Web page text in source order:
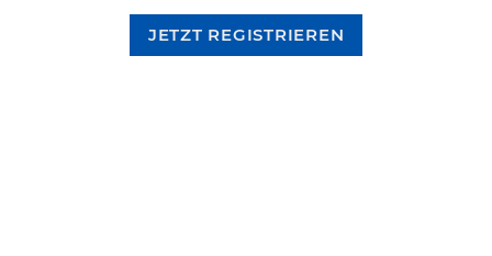
JETZT REGISTRIEREN